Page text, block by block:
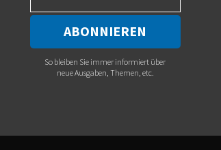
So bleiben Sie immer informiert über
neue Ausgaben, Themen, etc.